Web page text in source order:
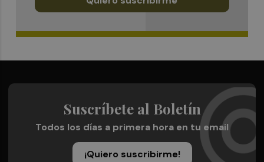
Suscríbete al Boletín
Todos los días a primera hora en tu email
¡Quiero suscribirme!